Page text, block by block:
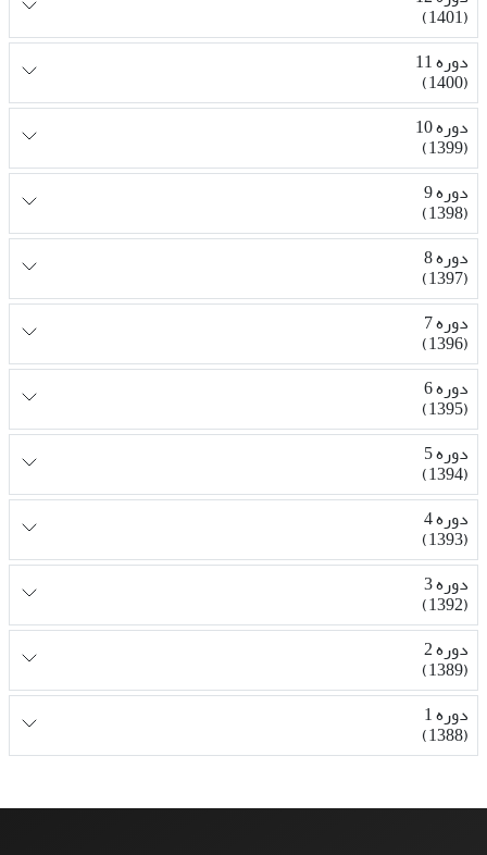
(1401)
دوره 11
(1400)
دوره 10
(1399)
دوره 9
(1398)
دوره 8
(1397)
دوره 7
(1396)
دوره 6
(1395)
دوره 5
(1394)
دوره 4
(1393)
دوره 3
(1392)
دوره 2
(1389)
دوره 1
(1388)